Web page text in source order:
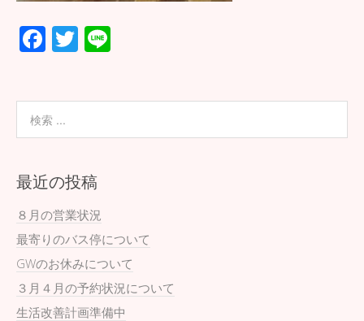
F
b
o
o
k
T
最近の投稿
８月の営業状況
最寄りのバス停について
GWのお休みについて
３月４月の予約状況について
生活改善計画準備中